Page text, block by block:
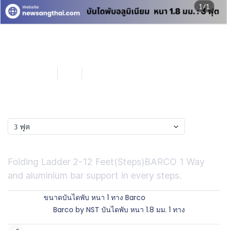
1/1
3 ฟุต
Folding Ladder 2-12 Feet(Steps)BARCO 1 Way
and aluminium bar support in every steps.
ขนาดบันไดพับ หนา 1 ทาง Barco
Barco by NST บันไดพับ หนา 1.8 มม. 1 ทาง